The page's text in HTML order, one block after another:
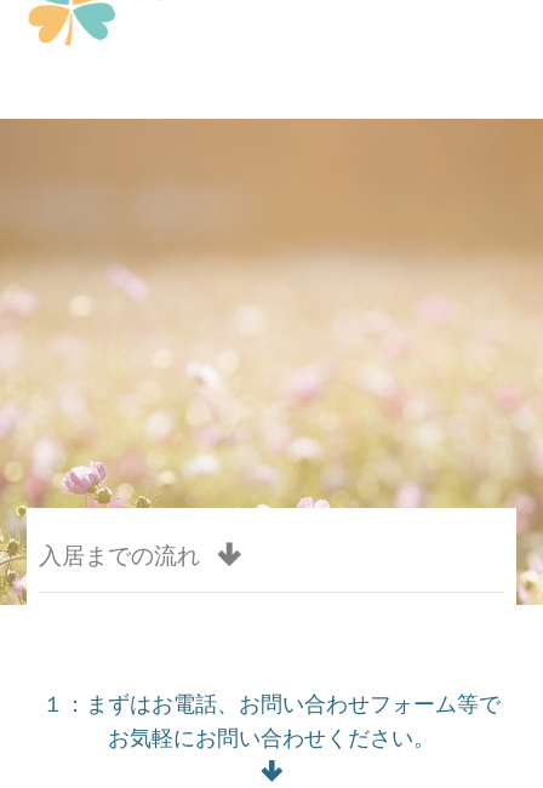
入居までの流れ
１：まずはお電話、お問い合わせフォーム等で
お気軽にお問い合わせください。